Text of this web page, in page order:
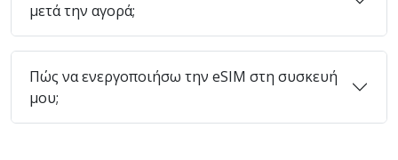
μετά την αγορά;
Πώς να ενεργοποιήσω την eSIM στη συσκευή
μου;